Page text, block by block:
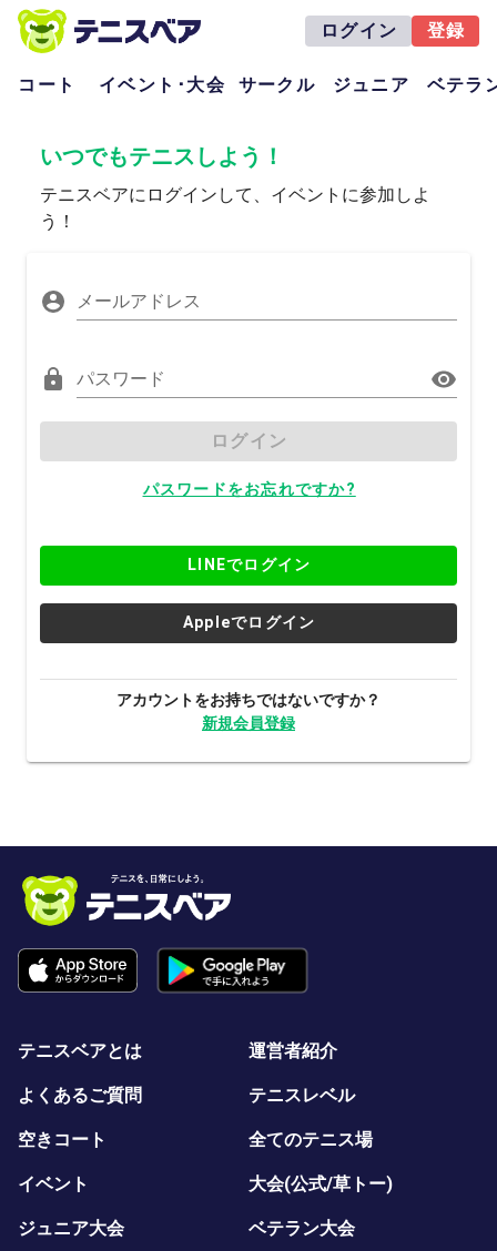
ログイン 登録
コート イベント･大会 サークル ジュニア ベテラ
いつでもテニスしよう！
テニスベアにログインして、イベントに参加しよ
う！
メールアドレス
パスワード
ログイン
パスワードをお忘れですか?
LINEでログイン
Appleでログイン
アカウントをお持ちではないですか？
新規会員登録
テニスベアとは 運営者紹介
よくあるご質問 テニスレベル
空きコート 全てのテニス場
イベント 大会(公式/草トー)
ジュニア大会 ベテラン大会